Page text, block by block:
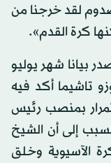
لقد خرجنا من
كرة القدم».
بيانا شهر يوليو
تاشيما أكد فيه
بمنصب رئيس
إلى أن الشيخ
الآسيوية وخلق